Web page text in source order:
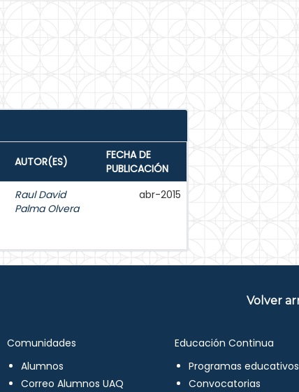
AUTOR(ES)
FECHA DE
PUBLICACIÓN
Raul David
Palma Olvera
abr-2015
Volver
Comunidades
Alumnos
Correo Alumnos UAQ
Educación Continua
Programas educativos
Convocatorias